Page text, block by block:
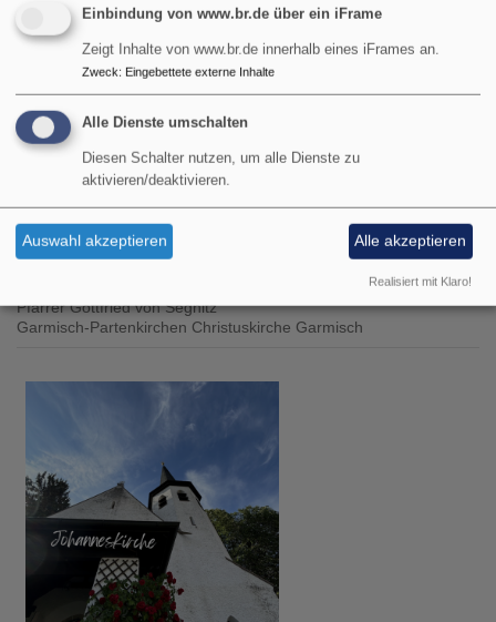
So, 9.8. 9 Uhr
Pfarrer Gottfried von Segnitz
Garmisch-Partenkirchen Christuskirche Garmisch
Einbindung von www.br.de über ein iFrame
Zeigt Inhalte von www.br.de innerhalb eines iFrames an.
Zweck: Eingebettete externe Inhalte
Alle Dienste umschalten
Diesen Schalter nutzen, um alle Dienste zu
aktivieren/deaktivieren.
Auswahl akzeptieren Alle akzeptieren
Realisiert mit Klaro!